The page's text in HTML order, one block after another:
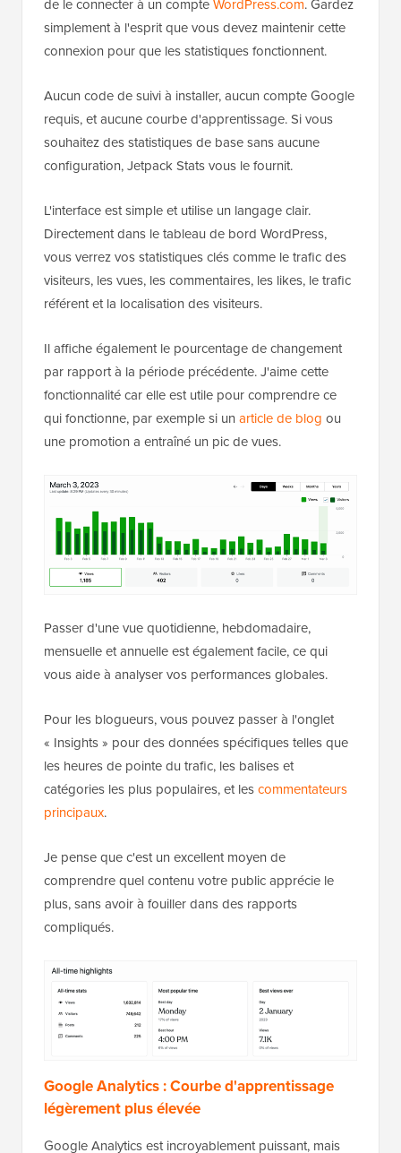
de le connecter à un compteWordPress.com. Gardez
simplement à l'esprit que vous devez maintenir cette
connexion pour que les statistiques fonctionnent.
Aucun code de suivi à installer, aucun compte Google
requis, et aucune courbe d'apprentissage. Si vous
souhaitez des statistiques de base sans aucune
configuration, Jetpack Stats vous le fournit.
L'interface est simple et utilise un langage clair.
Directement dans le tableau de bord WordPress,
vous verrez vos statistiques clés comme le trafic des
visiteurs, les vues, les commentaires, les likes, le trafic
référent et la localisation des visiteurs.
Il affiche également le pourcentage de changement
par rapport à la période précédente. J'aime cette
fonctionnalité car elle est utile pour comprendre ce
qui fonctionne, par exemple si un article de blog ou
une promotion a entraîné un pic de vues.
Passer d'une vue quotidienne, hebdomadaire,
mensuelle et annuelle est également facile, ce qui
vous aide à analyser vos performances globales.
Pour les blogueurs, vous pouvez passer à l'onglet
« Insights » pour des données spécifiques telles que
les heures de pointe du trafic, les balises et
catégories les plus populaires, et lescommentateurs
principaux.
Je pense que c'est un excellent moyen de
comprendre quel contenu votre public apprécie le
plus, sans avoir à fouiller dans des rapports
compliqués.
Google Analytics : Courbe d'apprentissage
légèrement plus élevée
Google Analytics est incroyablement puissant, mais